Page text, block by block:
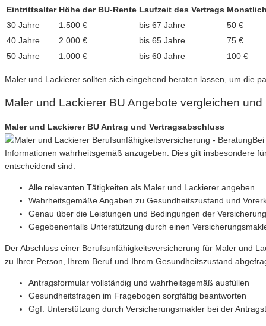
Eintrittsalter Höhe der BU-Rente Laufzeit des Vertrags
30 Jahre
1.500 € bis 67 Jahre
50 €
40 Jahre
2.000 € bis 65 Jahre
75 €
50 Jahre
1.000 € bis 60 Jahre 100 €
Maler und Lackierer sollten sich eingehend beraten lassen, um die
Maler und Lackierer BU Angebote vergleichen
Maler und Lackierer BU Antrag und Vertragsabschluss
Informationen wahrheitsgemäß anzugeben. Dies gilt insbesondere
entscheidend sind.
Alle relevanten Tätigkeiten als Maler und Lackierer angeben
Wahrheitsgemäße Angaben zu Gesundheitszustand und
Genau über die Leistungen und Bedingungen der
Gegebenenfalls Unterstützung durch einen
Der Abschluss einer Berufsunfähigkeitsversicherung für Maler und
zu Ihrer Person, Ihrem Beruf und Ihrem Gesundheitszustand
Antragsformular vollständig und wahrheitsgemäß ausfüllen
Gesundheitsfragen im Fragebogen sorgfältig beantworten
Ggf. Unterstützung durch Versicherungsmakler bei der